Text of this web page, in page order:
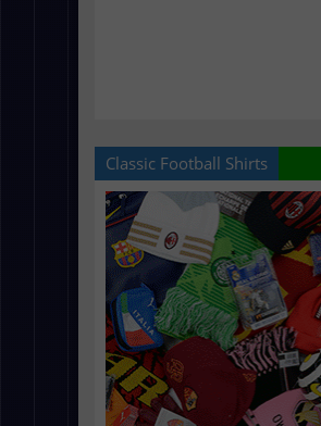
Classic Football Shirts